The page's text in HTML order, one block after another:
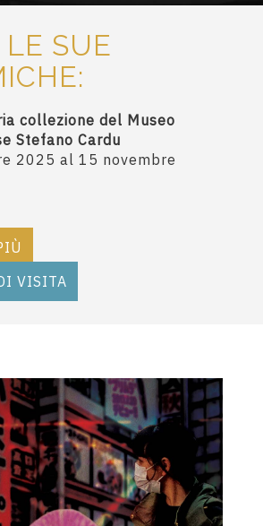
LE SUE
collezione del Museo
Stefano Cardu
2025 al 15 novembre
VISITA